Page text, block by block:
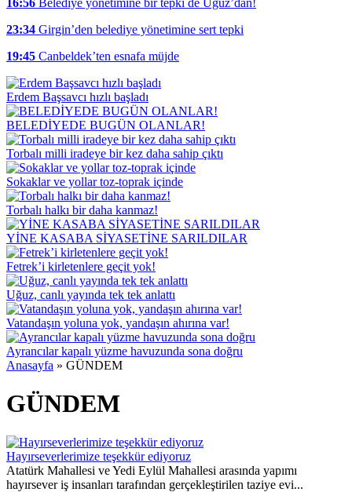
16:56 Belediye yönetimine bir tepki de Uğuz’dan!
23:34 Girgin’den belediye yönetimine sert tepki
19:45 Canbeldek’ten esnafa müjde
Erdem Başsavcı hızlı başladı
BELEDİYEDE BUGÜN OLANLAR!
Torbalı milli iradeye bir kez daha sahip çıktı
Sokaklar ve yollar toz-toprak içinde
Torbalı halkı bir daha kanmaz!
YİNE KASABA SİYASETİNE SARILDILAR
Fetrek’i kirletenlere geçit yok!
Uğuz, canlı yayında tek tek anlattı
Vatandaşın yoluna yok, yandaşın ahırına var!
Ayrancılar kapalı yüzme havuzunda sona doğru
Anasayfa » GÜNDEM
GÜNDEM
Hayırseverlerimize teşekkür ediyoruz
Atatürk Mahallesi ve Yedi Eylül Mahallesi arasında yapımı
hayırsever iş insanları tarafından gerçekleştirilen taziye evi...